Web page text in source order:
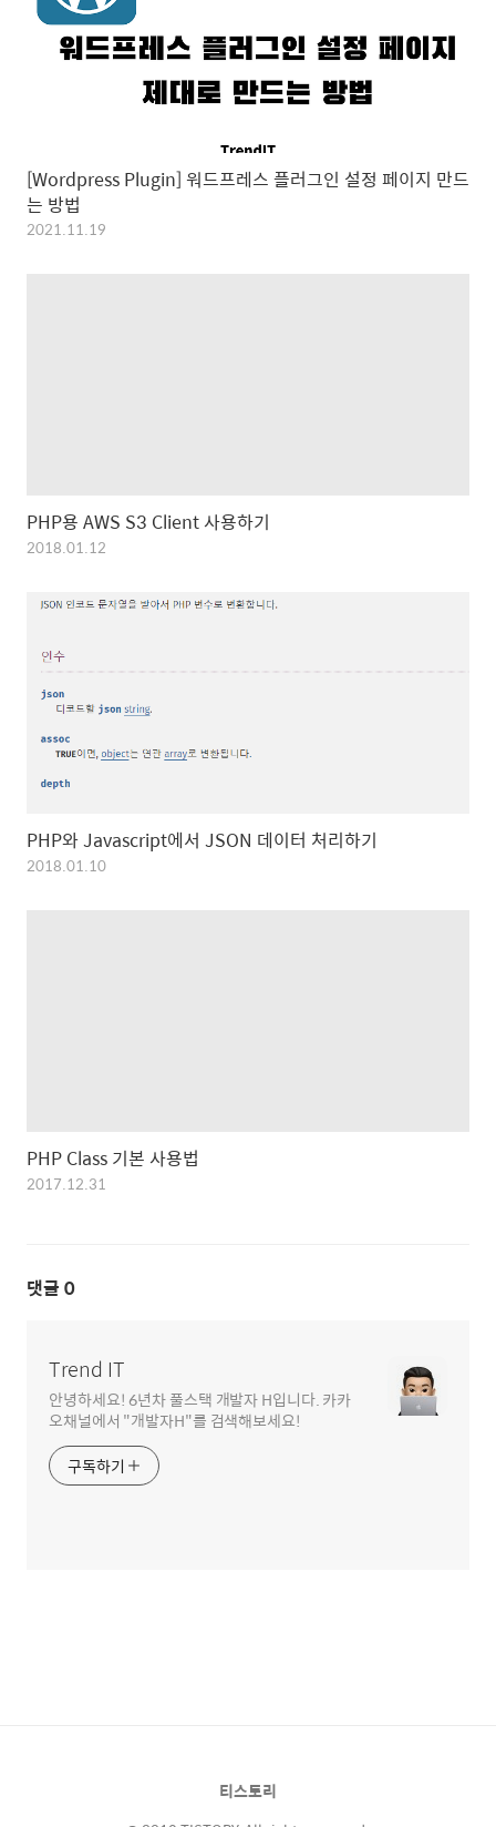
[Wordpress Plugin] 워드프레스 플러그인 설정 페이지 만드
는 방법
2021.11.19
PHP용 AWS S3 Client 사용하기
2018.01.12
PHP와 Javascript에서 JSON 데이터 처리하기
2018.01.10
PHP Class 기본 사용법
2017.12.31
댓글 0
Trend IT
안녕하세요! 6년차 풀스택 개발자 H입니다. 카카
오채널에서 "개발자H"를 검색해보세요!
구독하기
티스토리